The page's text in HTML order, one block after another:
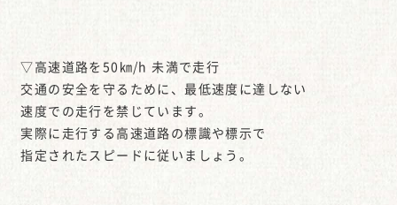
▽高速道路を50㎞/h 未満で走行
交通の安全を守るために、最低速度に達しない
速度での走行を禁じています。
実際に走行する高速道路の標識や標示で
指定されたスピードに従いましょう。